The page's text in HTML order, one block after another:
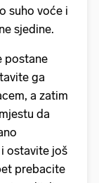
suho voće i
sjedine.
postane
ga
a zatim
da
ostavite još
prebacite